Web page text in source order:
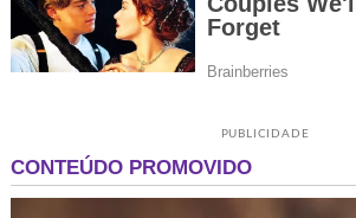
PUBLICIDADE